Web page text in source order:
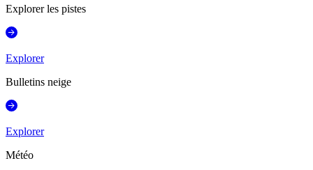
Explorer les pistes
Explorer
Bulletins neige
Explorer
Météo